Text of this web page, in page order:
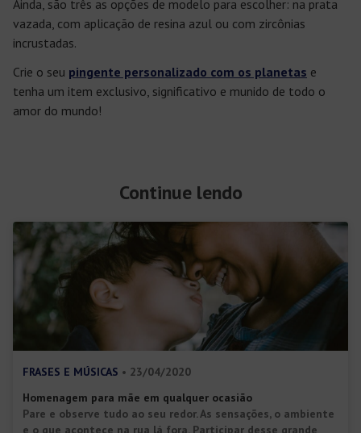
Ainda, são três as opções de modelo para escolher: na prata
vazada, com aplicação de resina azul ou com zircônias
incrustadas.
Crie o seu pingente personalizado com os planetas e
tenha um item exclusivo, significativo e munido de todo o
amor do mundo!
Continue lendo
FRASES E MÚSICAS • 23/04/2020
Homenagem para mãe em qualquer ocasião
Pare e observe tudo ao seu redor. As sensações, o ambiente
e o que acontece na rua lá fora. Participar desse grande